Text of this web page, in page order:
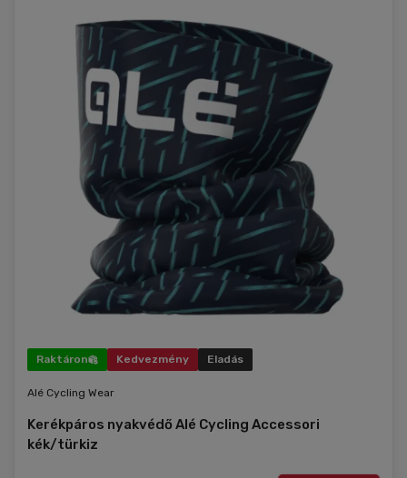
Raktáron Kedvezmény Eladás
Alé Cycling Wear
Kerékpáros nyakvédő Alé Cycling Accessori
kék/türkiz